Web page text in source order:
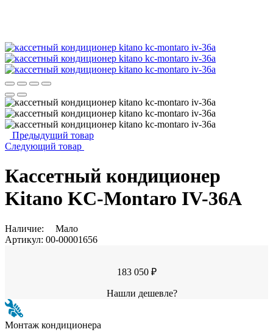
Предыдущий товар
Следующий товар
Кассетный кондиционер
Kitano KC-Montaro IV-36А
Наличие:
Мало
Артикул: 00-00001656
183 050 ₽
Нашли дешевле?
Монтаж кондиционера